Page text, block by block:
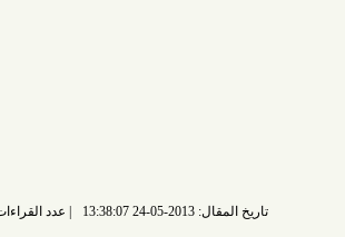
عدد القراءات: 6852 قراءة |